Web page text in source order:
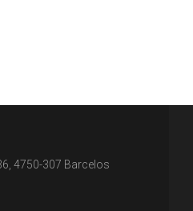
4750-307 Barcelos